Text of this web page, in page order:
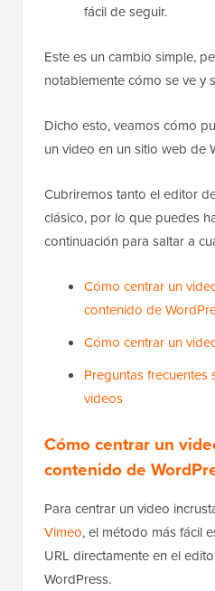
fácil de seguir.
Este es un cambio simple,
notablemente cómo se ve y
Dicho esto, veamos cómo
un video en un sitio web de
Cubriremos tanto el editor
clásico, por lo que puedes
continuación para saltar a
Cómo centrar un
contenido de
Cómo centrar un
Preguntas
videos
Cómo centrar un
contenido de
Para centrar un video
Vimeo, el método más fácil
URL directamente en el
WordPress.